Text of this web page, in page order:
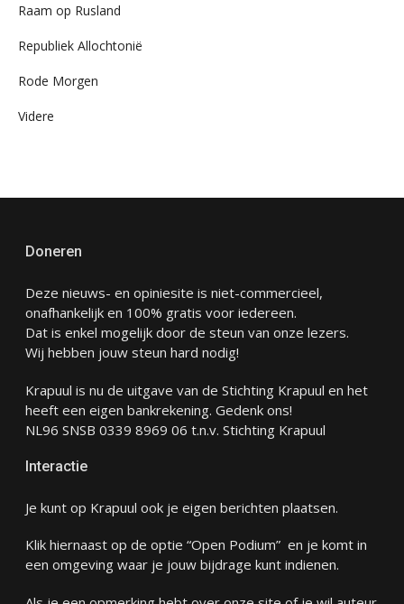
Raam op Rusland
Republiek Allochtonië
Rode Morgen
Videre
Doneren
Deze nieuws- en opiniesite is niet-commercieel,
onafhankelijk en 100% gratis voor iedereen.
Dat is enkel mogelijk door de steun van onze lezers.
Wij hebben jouw steun hard nodig!
Krapuul is nu de uitgave van de Stichting Krapuul en het
heeft een eigen bankrekening. Gedenk ons!
NL96 SNSB 0339 8969 06 t.n.v. Stichting Krapuul
Interactie
Je kunt op Krapuul ook je eigen berichten plaatsen.
Klik hiernaast op de optie “Open Podium” en je komt in
een omgeving waar je jouw bijdrage kunt indienen.